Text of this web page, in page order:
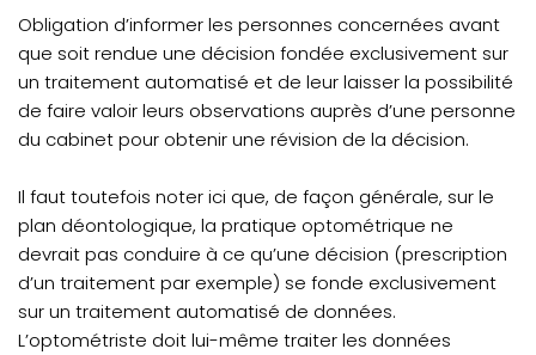
Obligation d’informer les personnes concernées avant
que soit rendue une décision fondée exclusivement sur
un traitement automatisé et de leur laisser la possibilité
de faire valoir leurs observations auprès d’une personne
du cabinet pour obtenir une révision de la décision.
Il faut toutefois noter ici que, de façon générale, sur le
plan déontologique, la pratique optométrique ne
devrait pas conduire à ce qu’une décision (prescription
d’un traitement par exemple) se fonde exclusivement
sur un traitement automatisé de données.
L’optométriste doit lui-même traiter les données